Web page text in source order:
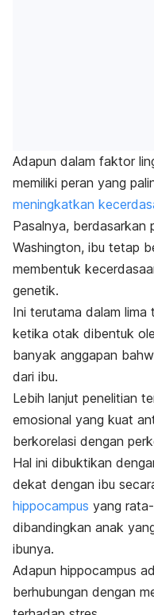
Adapun dalam faktor
memiliki peran yang
meningkatkan
Pasalnya, berdasarkan
Washington, ibu tetap
membentuk
genetik.
Ini terutama dalam
ketika otak dibentuk
banyak anggapan
dari ibu.
Lebih lanjut penelitian
emosional yang kuat
berkorelasi dengan
Hal ini dibuktikan
dekat dengan ibu
hippocampus yang
dibandingkan anak
ibunya.
Adapun hippocampus
berhubungan dengan